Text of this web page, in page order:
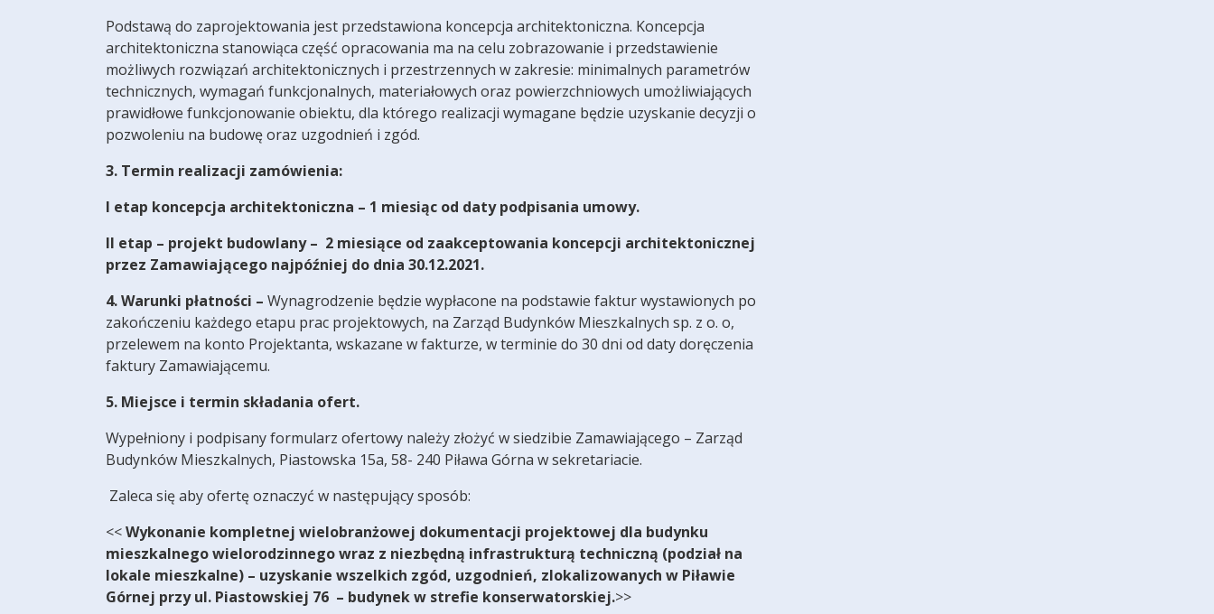
Podstawą do zaprojektowania jest przedstawiona koncepcja architektoniczna. Koncepcja
architektoniczna stanowiąca część opracowania ma na celu zobrazowanie i przedstawienie
możliwych rozwiązań architektonicznych i przestrzennych w zakresie: minimalnych parametrów
technicznych, wymagań funkcjonalnych, materiałowych oraz powierzchniowych umożliwiających
prawidłowe funkcjonowanie obiektu, dla którego realizacji wymagane będzie uzyskanie decyzji o
pozwoleniu na budowę oraz uzgodnień i zgód.
3. Termin realizacji zamówienia:
I etap koncepcja architektoniczna – 1 miesiąc od daty podpisania umowy.
II etap – projekt budowlany – 2 miesiące od zaakceptowania koncepcji architektonicznej
przez Zamawiającego najpóźniej do dnia 30.12.2021.
4. Warunki płatności – Wynagrodzenie będzie wypłacone na podstawie faktur wystawionych po
zakończeniu każdego etapu prac projektowych, na Zarząd Budynków Mieszkalnych sp. z o. o,
przelewem na konto Projektanta, wskazane w fakturze, w terminie do 30 dni od daty doręczenia
faktury Zamawiającemu.
5. Miejsce i termin składania ofert.
Wypełniony i podpisany formularz ofertowy należy złożyć w siedzibie Zamawiającego – Zarząd
Budynków Mieszkalnych, Piastowska 15a, 58- 240 Piława Górna w sekretariacie.
Zaleca się aby ofertę oznaczyć w następujący sposób:
<<Wykonanie kompletnej wielobranżowej dokumentacji projektowej dla budynku
mieszkalnego wielorodzinnego wraz z niezbędną infrastrukturą techniczną (podział na
lokale mieszkalne) – uzyskanie wszelkich zgód, uzgodnień, zlokalizowanych w Piławie
Górnej przy ul. Piastowskiej 76 – budynek w strefie konserwatorskiej.>>